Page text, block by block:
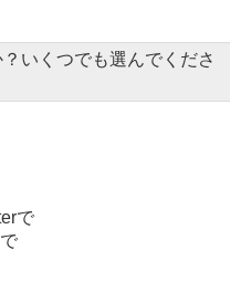
いくつでも選んでくださ
で